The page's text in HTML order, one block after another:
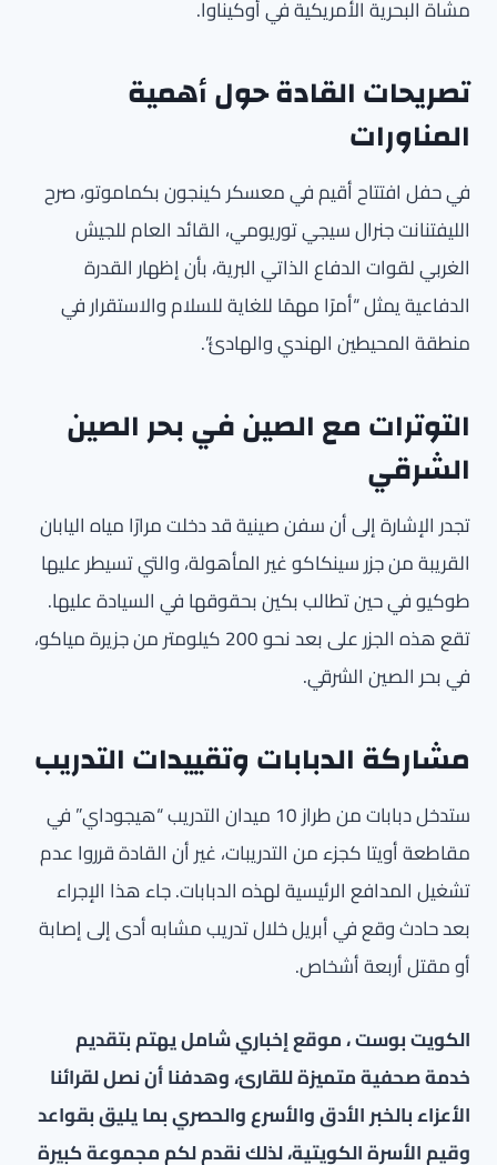
مشاة البحرية الأمريكية في أوكيناوا.
تصريحات القادة حول أهمية
المناورات
في حفل افتتاح أقيم في معسكر كينجون بكماموتو، صرح
الليفتنانت جنرال سيجي توريومي، القائد العام للجيش
الغربي لقوات الدفاع الذاتي البرية، بأن إظهار القدرة
الدفاعية يمثل “أمرًا مهمًا للغاية للسلام والاستقرار في
منطقة المحيطين الهندي والهادئ”.
التوترات مع الصين في بحر الصين
الشرقي
تجدر الإشارة إلى أن سفن صينية قد دخلت مرارًا مياه اليابان
القريبة من جزر سينكاكو غير المأهولة، والتي تسيطر عليها
طوكيو في حين تطالب بكين بحقوقها في السيادة عليها.
تقع هذه الجزر على بعد نحو 200 كيلومتر من جزيرة مياكو،
في بحر الصين الشرقي.
مشاركة الدبابات وتقييدات التدريب
ستدخل دبابات من طراز 10 ميدان التدريب “هيجوداي” في
مقاطعة أويتا كجزء من التدريبات، غير أن القادة قرروا عدم
تشغيل المدافع الرئيسية لهذه الدبابات. جاء هذا الإجراء
بعد حادث وقع في أبريل خلال تدريب مشابه أدى إلى إصابة
أو مقتل أربعة أشخاص.
الكويت بوست ، موقع إخباري شامل يهتم بتقديم
خدمة صحفية متميزة للقارئ، وهدفنا أن نصل لقرائنا
الأعزاء بالخبر الأدق والأسرع والحصري بما يليق بقواعد
وقيم الأسرة الكويتية، لذلك نقدم لكم مجموعة كبيرة